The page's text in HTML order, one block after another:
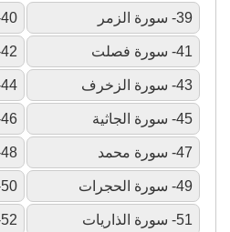
39- سورة الزمر 40- سورة غافر
41- سورة فصلت 42- سورة الشورى
43- سورة الزخرف 44- سورة الدخان
45- سورة الجاثية 46- سورة الأحقاف
47- سورة محمد 48- سورة الفتح
49- سورة الحجرات 50- سورة ق
51- سورة الذاريات 52- سورة الطور